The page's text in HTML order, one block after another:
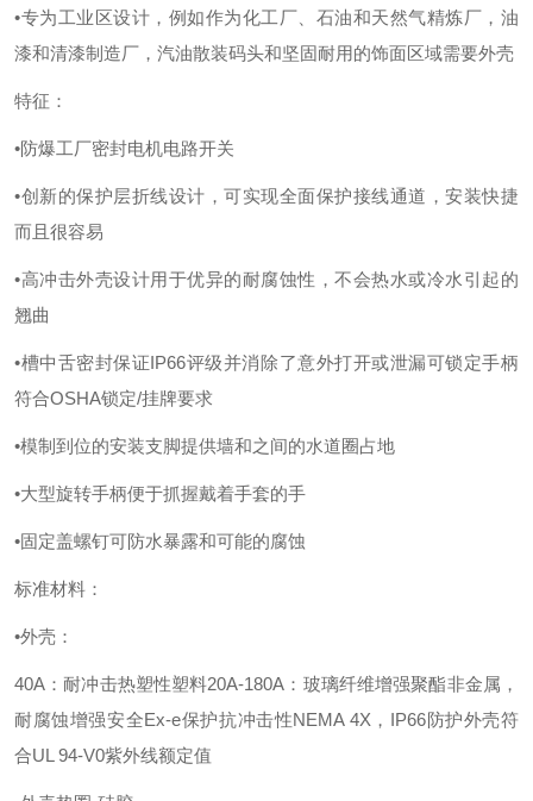
•专为工业区设计，例如作为化工厂、石油和天然气精炼厂，油
漆和清漆制造厂，汽油散装码头和坚固耐用的饰面区域需要外壳
特征：
•防爆工厂密封电机电路开关
•创新的保护层折线设计，可实现全面保护接线通道，安装快捷
而且很容易
•高冲击外壳设计用于优异的耐腐蚀性，不会热水或冷水引起的
翘曲
•槽中舌密封保证IP66评级并消除了意外打开或泄漏可锁定手柄
符合OSHA锁定/挂牌要求
•模制到位的安装支脚提供墙和之间的水道圈占地
•大型旋转手柄便于抓握戴着手套的手
•固定盖螺钉可防水暴露和可能的腐蚀
标准材料：
•外壳：
40A：耐冲击热塑性塑料20A-180A：玻璃纤维增强聚酯非金属，
耐腐蚀增强安全Ex-e保护抗冲击性NEMA 4X，IP66防护外壳符
合UL 94-V0紫外线额定值